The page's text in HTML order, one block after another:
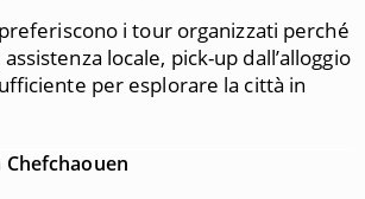
i tour organizzati perché
locale, pick-up dall’alloggio
per esplorare la città in
Chefchaouen